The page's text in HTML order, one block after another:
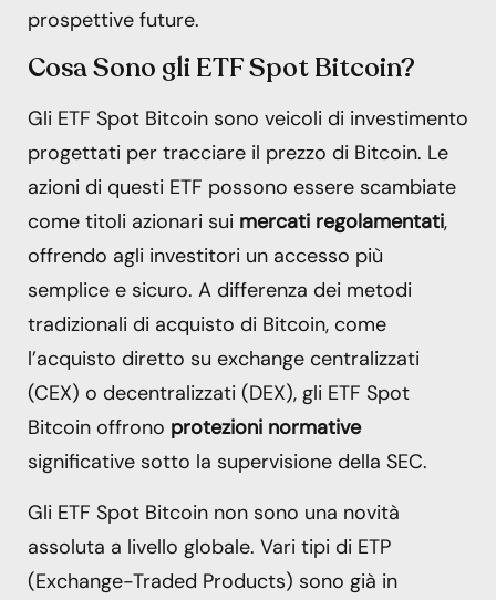
prospettive future.
Cosa Sono gli ETF Spot Bitcoin?
Gli ETF Spot Bitcoin sono veicoli di investimento
progettati per tracciare il prezzo di Bitcoin. Le
azioni di questi ETF possono essere scambiate
come titoli azionari sui mercati regolamentati,
offrendo agli investitori un accesso più
semplice e sicuro. A differenza dei metodi
tradizionali di acquisto di Bitcoin, come
l’acquisto diretto su exchange centralizzati
(CEX) o decentralizzati (DEX), gli ETF Spot
Bitcoin offrono protezioni normative
significative sotto la supervisione della SEC.
Gli ETF Spot Bitcoin non sono una novità
assoluta a livello globale. Vari tipi di ETP
(Exchange-Traded Products) sono già in